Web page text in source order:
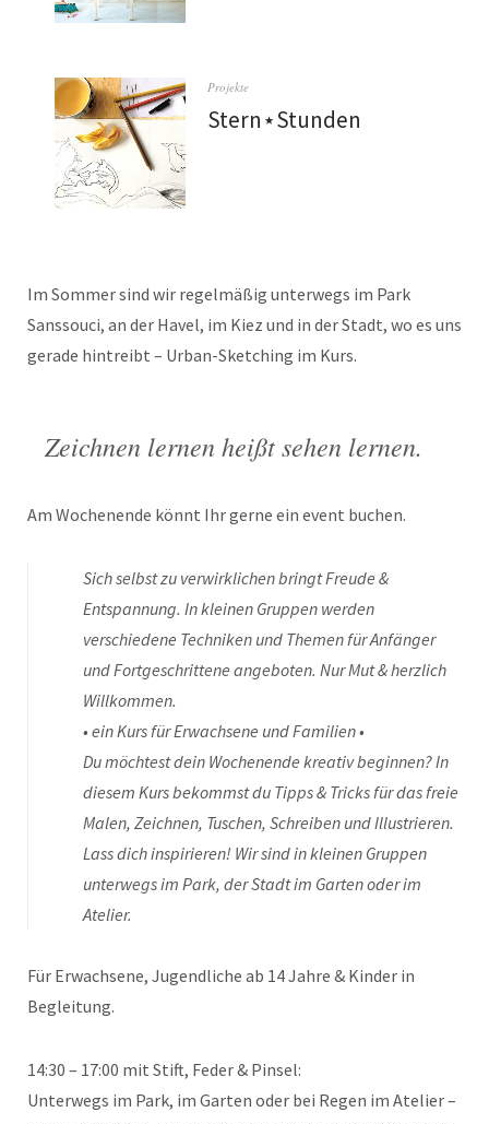
Projekte
Stern⋆Stunden
Im Sommer sind wir regelmäßig unterwegs im Park
Sanssouci, an der Havel, im Kiez und in der Stadt, wo es uns
gerade hintreibt – Urban-Sketching im Kurs.
Zeichnen lernen heißt sehen lernen.
Am Wochenende könnt Ihr gerne ein event buchen.
Sich selbst zu verwirklichen bringt Freude &
Entspannung. In kleinen Gruppen werden
verschiedene Techniken und Themen für Anfänger
und Fortgeschrittene angeboten. Nur Mut & herzlich
Willkommen.
• ein Kurs für Erwachsene und Familien •
Du möchtest dein Wochenende kreativ beginnen? In
diesem Kurs bekommst du Tipps & Tricks für das freie
Malen, Zeichnen, Tuschen, Schreiben und Illustrieren.
Lass dich inspirieren! Wir sind in kleinen Gruppen
unterwegs im Park, der Stadt im Garten oder im
Atelier.
Für Erwachsene, Jugendliche ab 14 Jahre & Kinder in
Begleitung.
14:30 – 17:00 mit Stift, Feder & Pinsel:
Unterwegs im Park, im Garten oder bei Regen im Atelier –